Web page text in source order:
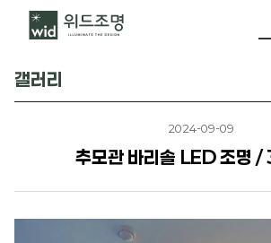
갤러리
2024-09-09
추모관 바리솔 LED 조명